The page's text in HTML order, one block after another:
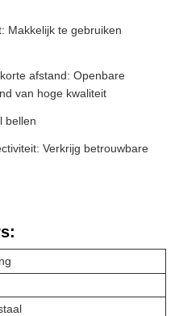
Makkelijk te gebruiken
afstand: Openbare
van hoge kwaliteit
bellen
Verkrijg betrouwbare